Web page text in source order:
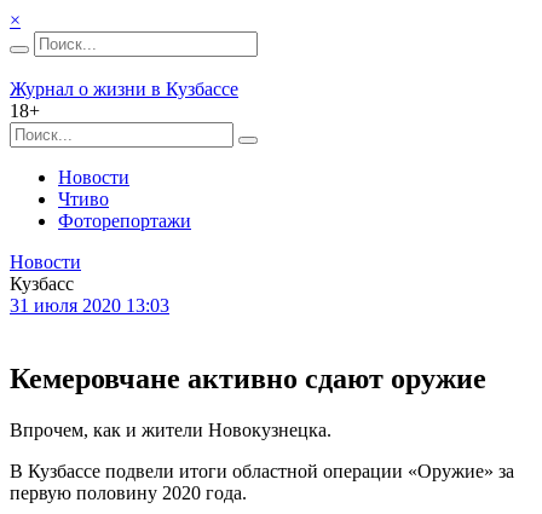
×
Журнал о жизни в Кузбассе
18+
Новости
Чтиво
Фоторепортажи
Новости
Кузбасс
31 июля 2020 13:03
Кемеровчане активно сдают оружие
Впрочем, как и жители Новокузнецка.
В Кузбассе подвели итоги областной операции «Оружие» за
первую половину 2020 года.